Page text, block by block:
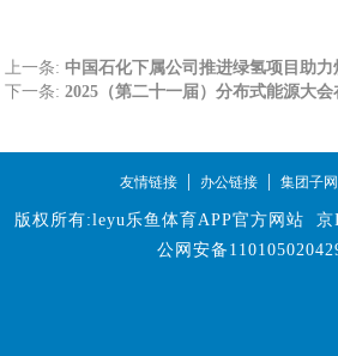
上一条:中国石化下属公司推进绿氢项目助力炼化产业
下一条:2025（第二十一届）分布式能源大会在京
友情链接 | 办公链接 | 集团子网
版权所有:leyu乐鱼体育APP官方网站 京
公网安备